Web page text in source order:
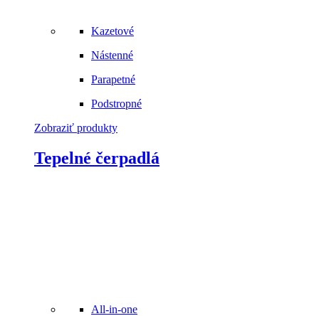
Kazetové
Nástenné
Parapetné
Podstropné
Zobraziť produkty
Tepelné čerpadlá
All-in-one